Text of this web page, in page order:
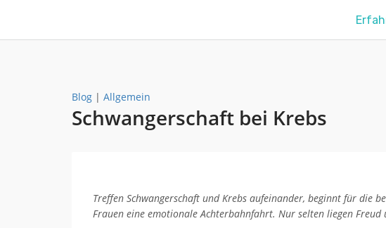
Blog | Allgemein
Schwangerschaft bei Krebs
Treffen Schwangerschaft und Krebs aufeinander, beginnt für die
Frauen eine emotionale Achterbahnfahrt. Nur selten liegen